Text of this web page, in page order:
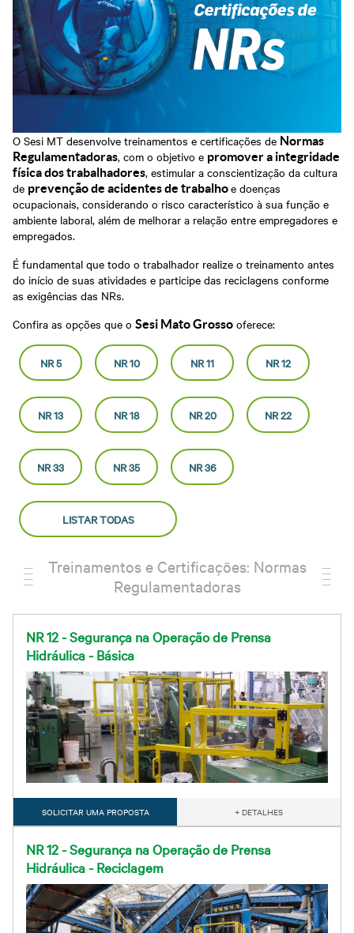
Cadastre-se em nossa
Newsletter
Sesi Viva Bem
Consultas e Exames
Ocupacionais
Treinamentos das
Regulamentadoras
Abrir Solicitação no SAC
Downloads
Credenciamento
Privacidade e Proteção
de Dados
O Sesi MT desenvolve treinamentos e certificações de Normas
Regulamentadoras, com o objetivo e promover a integridade
física dos trabalhadores, estimular a conscientização da cultura
de prevenção de acidentes de trabalhoe doenças
ocupacionais, considerando o risco característico à sua função e
ambiente laboral, além de melhorar a relação entre empregadores e
empregados.
É fundamental que todo o trabalhador realize o treinamento antes
do início de suas atividades e participe das reciclagens conforme
as exigências das NRs.
Confira as opções que o Sesi Mato Grosso oferece:
NR 5 NR 10 NR 11 NR 12
NR 13 NR 18 NR 20 NR 22
NR 33 NR 35 NR 36
LISTAR TODAS
Treinamentos e Certificações: Normas
Regulamentadoras
NR 12 - Segurança na Operação de Prensa
Hidráulica - Básica
SOLICITAR UMA PROPOSTA + DETALHES
NR 12 - Segurança na Operação de Prensa
Hidráulica - Reciclagem